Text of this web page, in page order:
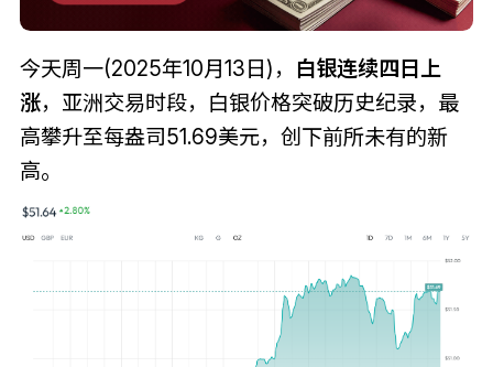
今天周一(2025年10月13日)，
白银连续四日上
涨，亚洲交易时段，白银价格突破历史纪录，最
高攀升至每盎司51.69美元，创下前所未有的新
高。